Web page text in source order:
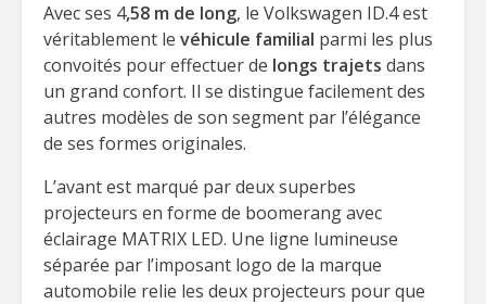
Avec ses 4,58 m de long, le Volkswagen ID.4 est
véritablement le véhicule familial parmi les plus
convoités pour effectuer de longs trajets dans
un grand confort. Il se distingue facilement des
autres modèles de son segment par l’élégance
de ses formes originales.
L’avant est marqué par deux superbes
projecteurs en forme de boomerang avec
éclairage MATRIX LED. Une ligne lumineuse
séparée par l’imposant logo de la marque
automobile relie les deux projecteurs pour que